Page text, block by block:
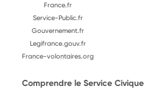
France.fr
Service-Public.fr
Gouvernement.fr
Legifrance.gouv.fr
France-volontaires.org
Comprendre le Service Civique